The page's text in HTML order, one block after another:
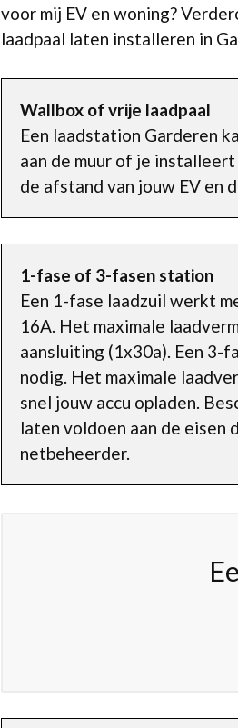
voor mij EV en woning?
laadpaal laten installeren in
Wallbox of vrije laadpaal
Een laadstation Garderen
aan de muur of je
de afstand van jouw EV en
1-fase of 3-fasen station
Een 1-fase laadzuil werkt
16A. Het maximale
aansluiting (1x30a). Een 3-
nodig. Het maximale
snel jouw accu opladen.
laten voldoen aan de eisen
netbeheerder.